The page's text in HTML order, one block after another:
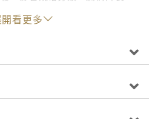
音：粵語 杜比 5.1字幕：中、
看更多